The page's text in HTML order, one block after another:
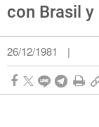
con Brasil
26/12/1981 |